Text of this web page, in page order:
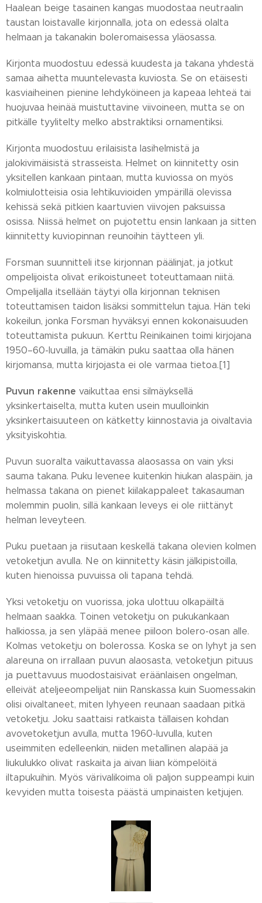
Haalean beige tasainen kangas muodostaa neutraalin
taustan loistavalle kirjonnalla, jota on edessä olalta
helmaan ja takanakin boleromaisessa yläosassa.
Kirjonta muodostuu edessä kuudesta ja takana yhdestä
samaa aihetta muuntelevasta kuviosta. Se on etäisesti
kasviaiheinen pienine lehdyköineen ja kapeaa lehteä tai
huojuvaa heinää muistuttavine viivoineen, mutta se on
pitkälle tyylitelty melko abstraktiksi ornamentiksi.
Kirjonta muodostuu erilaisista lasihelmistä ja
jalokivimäisistä strasseista. Helmet on kiinnitetty osin
yksitellen kankaan pintaan, mutta kuviossa on myös
kolmiulotteisia osia lehtikuvioiden ympärillä olevissa
kehissä sekä pitkien kaartuvien viivojen paksuissa
osissa. Niissä helmet on pujotettu ensin lankaan ja sitten
kiinnitetty kuviopinnan reunoihin täytteen yli.
Forsman suunnitteli itse kirjonnan päälinjat, ja jotkut
ompelijoista olivat erikoistuneet toteuttamaan niitä.
Ompelijalla itsellään täytyi olla kirjonnan teknisen
toteuttamisen taidon lisäksi sommittelun tajua. Hän teki
kokeilun, jonka Forsman hyväksyi ennen kokonaisuuden
toteuttamista pukuun. Kerttu Reinikainen toimi kirjojana
1950–60-luvuilla, ja tämäkin puku saattaa olla hänen
kirjomansa, mutta kirjojasta ei ole varmaa tietoa.[1]
Puvun rakenne vaikuttaa ensi silmäyksellä
yksinkertaiselta, mutta kuten usein muulloinkin
yksinkertaisuuteen on kätketty kiinnostavia ja oivaltavia
yksityiskohtia.
Puvun suoralta vaikuttavassa alaosassa on vain yksi
sauma takana. Puku levenee kuitenkin hiukan alaspäin, ja
helmassa takana on pienet kiilakappaleet takasauman
molemmin puolin, sillä kankaan leveys ei ole riittänyt
helman leveyteen.
Puku puetaan ja riisutaan keskellä takana olevien kolmen
vetoketjun avulla. Ne on kiinnitetty käsin jälkipistoilla,
kuten hienoissa puvuissa oli tapana tehdä.
Yksi vetoketju on vuorissa, joka ulottuu olkapäiltä
helmaan saakka. Toinen vetoketju on pukukankaan
halkiossa, ja sen yläpää menee piiloon bolero-osan alle.
Kolmas vetoketju on bolerossa. Koska se on lyhyt ja sen
alareuna on irrallaan puvun alaosasta, vetoketjun pituus
ja puettavuus muodostaisivat eräänlaisen ongelman,
elleivät ateljeeompelijat niin Ranskassa kuin Suomessakin
olisi oivaltaneet, miten lyhyeen reunaan saadaan pitkä
vetoketju. Joku saattaisi ratkaista tällaisen kohdan
avovetoketjun avulla, mutta 1960-luvulla, kuten
useimmiten edelleenkin, niiden metallinen alapää ja
liukulukko olivat raskaita ja aivan liian kömpelöitä
iltapukuihin. Myös värivalikoima oli paljon suppeampi kuin
kevyiden mutta toisesta päästä umpinaisten ketjujen.